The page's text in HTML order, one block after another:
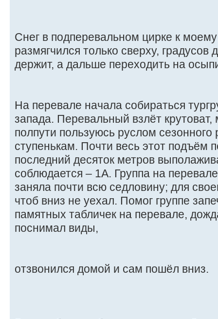
Снег в подперевальном цирке к
размягчился только сверху,
держит, а дальше переходить на
На перевале начала собираться
запада. Перевальный взлёт
полпути пользуюсь руслом сезонного
ступенькам. Почти весь этот подъём
последний десяток метров
соблюдается – 1А. Группа на
заняла почти всю седловину; для
чтоб вниз не уехал. Помог группе
памятных табличек на перевале,
поснимал виды,
отзвонился домой и сам пошёл вниз.